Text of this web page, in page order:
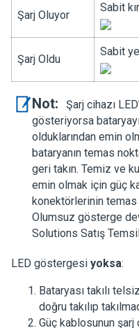
Şarj Oluyor
Sabit
Şarj Oldu
Sabit
Not:
Şarj cihazı
gösteriyorsa
olduklarından emin
bataryanın temas
geri takın. Temiz ve
emin olmak için güç
konektörlerinin temas
Olumsuz gösterge
Solutions Satış
LED göstergesi yoksa:
Bataryası takılı
doğru takılıp
Güç kablosunun